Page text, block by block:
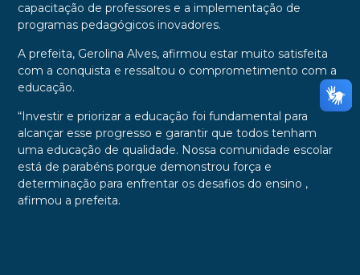
capacitação de professores e a implementação de
programas pedagógicos inovadores.
A prefeita, Gerolina Alves, afirmou estar muito satisfeita
com a conquista e ressaltou o comprometimento com a
educação.
“Investir e priorizar a educação foi fundamental para
alcançar esse progresso e garantir que todos tenham
uma educação de qualidade. Nossa comunidade escolar
está de parabéns porque demonstrou força e
determinação para enfrentar os desafios do ensino ,
afirmou a prefeita.